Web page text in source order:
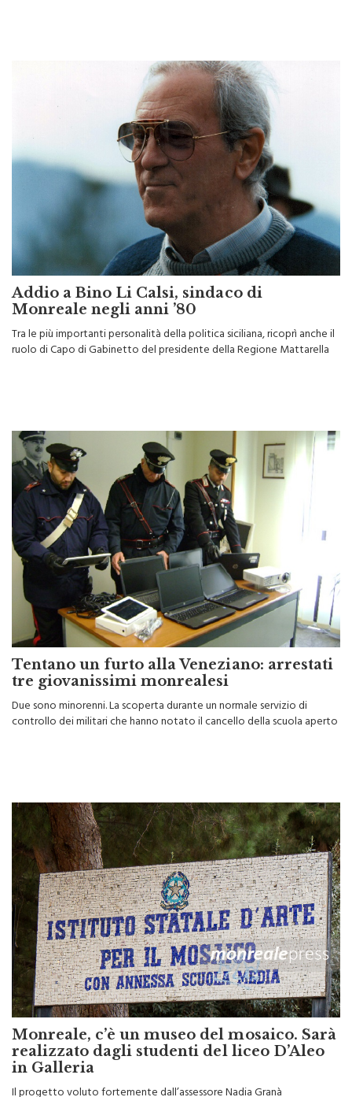
Addio a Bino Li Calsi, sindaco di
Monreale negli anni ’80
Tra le più importanti personalità della politica siciliana, ricoprì anche il
ruolo di Capo di Gabinetto del presidente della Regione Mattarella
Tentano un furto alla Veneziano: arrestati
tre giovanissimi monrealesi
Due sono minorenni. La scoperta durante un normale servizio di
controllo dei militari che hanno notato il cancello della scuola aperto
Monreale, c’è un museo del mosaico. Sarà
realizzato dagli studenti del liceo D’Aleo
in Galleria
Il progetto voluto fortemente dall’assessore Nadia Granà